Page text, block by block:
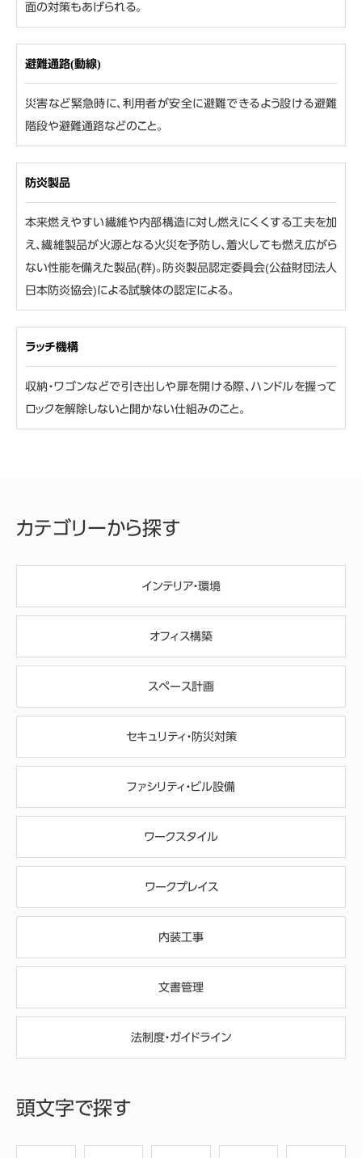
面の対策もあげられる。
避難通路(動線)
災害など緊急時に、利用者が安全に避難できるよう設ける避難
階段や避難通路などのこと。
防炎製品
本来燃えやすい繊維や内部構造に対し燃えにくくする工夫を加
え、繊維製品が火源となる火災を予防し、着火しても燃え広がら
ない性能を備えた製品(群)。防炎製品認定委員会(公益財団法人
日本防炎協会)による試験体の認定による。
ラッチ機構
収納・ワゴンなどで引き出しや扉を開ける際、ハンドルを握って
ロックを解除しないと開かない仕組みのこと。
カテゴリーから探す
インテリア・環境
オフィス構築
スペース計画
セキュリティ・防災対策
ファシリティ・ビル設備
ワークスタイル
ワークプレイス
内装工事
文書管理
法制度・ガイドライン
頭文字で探す